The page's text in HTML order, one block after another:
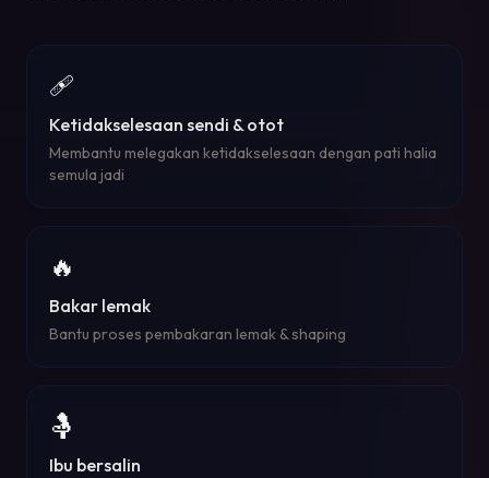
🩹
Ketidakselesaan sendi & otot
Membantu melegakan ketidakselesaan dengan pati halia
semula jadi
🔥
Bakar lemak
Bantu proses pembakaran lemak & shaping
🤱
Ibu bersalin